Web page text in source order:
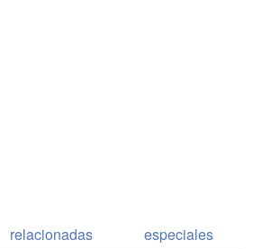
relacionadas
especiales